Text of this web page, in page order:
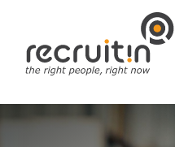
inhoud
Home